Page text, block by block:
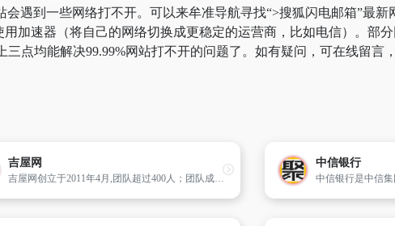
遇到一些网络打不开。可以来牟准导航寻找“>搜狐闪电邮箱”最新
加速器（将自己的网络切换成更稳定的运营商，比如电信）。部
点均能解决99.99%网站打不开的问题了。如有疑问，可在线留言
吉屋网
吉屋网创立于2011年4月,团队超过400人；团队成员分别来自腾讯/阿里巴巴等国内著名互联网公司和中国著名房产营销策划机构。
中信银行